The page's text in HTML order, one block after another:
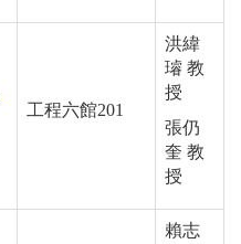
工程六館201
洪緯
璿 教
授
張仍
奎 教
授
賴志